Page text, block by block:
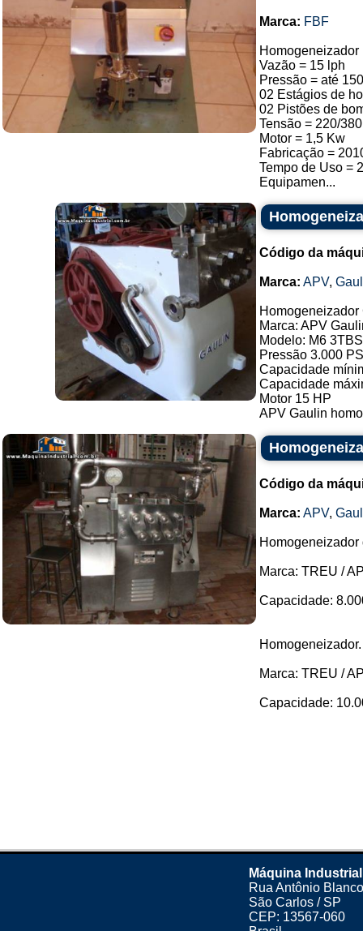
Marca: FBF
Homogeneizador
Vazão = 15 lph
Pressão = até
02 Estágios de
02 Pistões de
Tensão = 220/
Motor = 1,5 Kw
Fabricação =
Tempo de Uso =
Equipamen...
Código da
Marca: APV,
Homogeneizador
Marca: APV
Modelo: M6
Pressão 3.000
Capacidade
Capacidade
Motor 15 HP
APV Gaulin
Código da
Marca: APV,
Marca: TREU /
Capacidade:
Homogeneizador.
Marca: TREU /
Capacidade:
Máquina Industrial
Rua Antônio
São Carlos / SP
CEP: 13567-060